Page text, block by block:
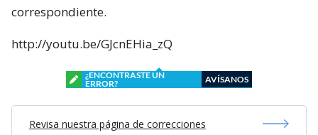
correspondiente.
http://youtu.be/GJcnEHia_zQ
¿ENCONTRASTE UN
ERROR?
AVÍSANOS
Revisa nuestra página de correcciones